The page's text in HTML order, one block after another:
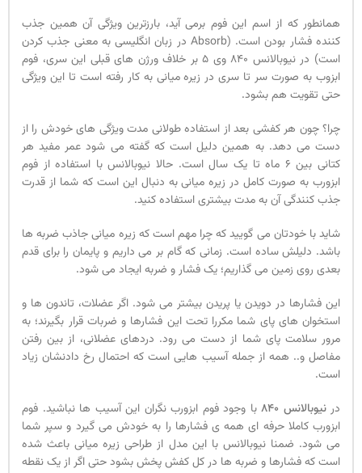
همانطور که از اسم این فوم برمی آید، بارزترین ویژگی آن همین جذب
کننده فشار بودن است. (Absorb در زبان انگلیسی به معنی جذب کردن
است) در نیوبالانس 840 وی 5 بر خلاف ورژن های قبلی این سری، فوم
ابزوب به صورت سر تا سری در زیره میانی به کار رفته است تا این ویژگی
حتی تقویت هم بشود.
چرا؟ چون هر کفشی بعد از استفاده طولانی مدت ویژگی های خودش را از
دست می دهد. به همین دلیل است که گفته می شود عمر مفید هر
کتانی بین 6 ماه تا یک سال است. حالا نیوبالانس با استفاده از فوم
ابزورب به صورت کامل در زیره میانی به دنبال این است که شما از قدرت
جذب کنندگی آن به مدت بیشتری استفاده کنید.
شاید با خودتان می گویید که چرا مهم است که زیره میانی جاذب ضربه ها
باشد. دلیلش ساده است. زمانی که گام بر می داریم و پایمان را برای قدم
بعدی روی زمین می گذاریم؛ یک فشار و ضربه ایجاد می شود.
این فشارها در دویدن یا پریدن بیشتر می شود. اگر عضلات، تاندون ها و
استخوان های پای شما مکررا تحت این فشارها و ضربات قرار بگیرند؛ به
مرور سلامت پای شما از دست می رود. دردهای عضلانی، از بین رفتن
مفاصل و.. همه از جمله آسیب هایی است که احتمال رخ دادنشان زیاد
است.
در نیوبالانس 840
با وجود فوم ابزورب نگران این آسیب ها نباشید. فوم
ابزورب کاملا حرفه ای همه ی فشارها را به خودش می گیرد و سپر شما
می شود. ضمنا نیوبالانس با این مدل از طراحی زیره میانی باعث شده
است که فشارها و ضربه ها در کل کفش پخش بشود حتی اگر از یک نقطه